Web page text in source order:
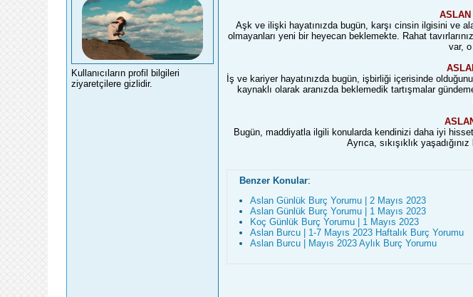
Kullanıcıların profil bilgileri
ziyaretçilere gizlidir.
ASLAN
Aşk ve ilişki hayatınızda bugün, karşı cinsin ilgisini ve
olmayanları yeni bir heyecan beklemekte. Rahat
var,
İş ve kariyer hayatınızda bugün, işbirliği içerisinde
kaynaklı olarak aranızda beklemedik tartışmalar
Bugün, maddiyatla ilgili konularda kendinizi daha iyi
Ayrıca, sıkışıklık
Benzer Konular:
Aslan Günlük Burç Yorumu | 2 Mayıs 2023
Aslan Günlük Burç Yorumu | 1 Mayıs 2023
Koç Günlük Burç Yorumu | 1 Mayıs 2023
Aslan Burcu | 1-7 Mayıs 2023 Haftalık Burç Yorumu
Aslan Burcu | Mayıs 2023 Aylık Burç Yorumu